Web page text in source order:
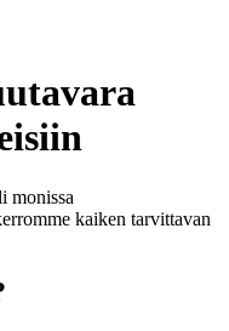
monissa
kaiken tarvittavan